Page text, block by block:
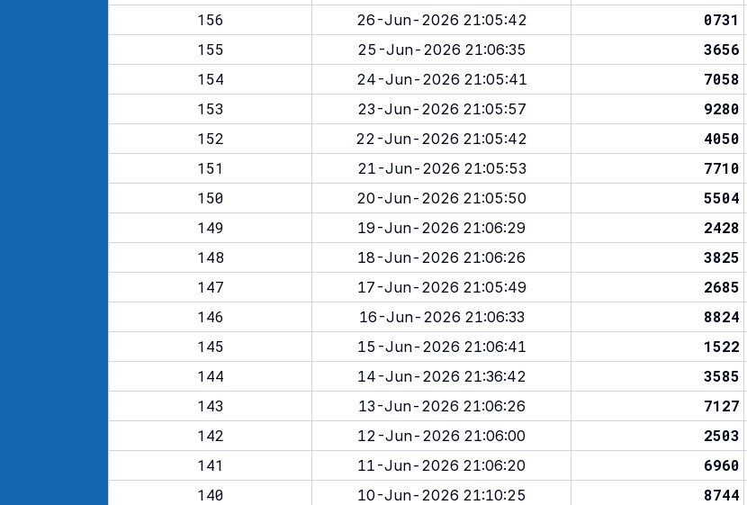
156
26-Jun-2026 21:05:42 0731
155
25-Jun-2026 21:06:35 3656
154
24-Jun-2026 21:05:41 7058
153
23-Jun-2026 21:05:57 9280
152
22-Jun-2026 21:05:42 4050
151
21-Jun-2026 21:05:53 7710
150
20-Jun-2026 21:05:50 5504
149
19-Jun-2026 21:06:29 2428
148
18-Jun-2026 21:06:26 3825
147
17-Jun-2026 21:05:49 2685
146
16-Jun-2026 21:06:33 8824
145
15-Jun-2026 21:06:41 1522
144
14-Jun-2026 21:36:42 3585
143
13-Jun-2026 21:06:26 7127
142
12-Jun-2026 21:06:00 2503
141
11-Jun-2026 21:06:20 6960
140
10-Jun-2026 21:10:25 8744